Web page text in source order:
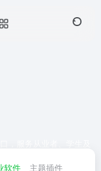
保无捆绑、版本正规，
软件 主题插件